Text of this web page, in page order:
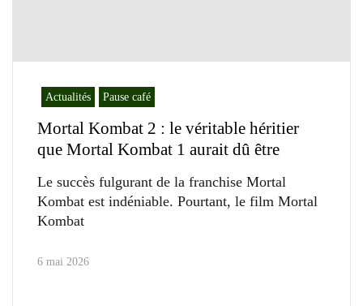
Actualités Pause café
Mortal Kombat 2 : le véritable héritier
que Mortal Kombat 1 aurait dû être
Le succès fulgurant de la franchise Mortal
Kombat est indéniable. Pourtant, le film Mortal
Kombat
6 mai 2026